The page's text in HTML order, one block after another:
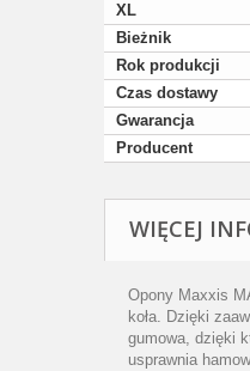
XL
Bieżnik
Rok produkcji
Czas dostawy
Gwarancja
Producent
WIĘCEJ
Opony Maxxis
koła. Dzięki
gumowa, dzięki
usprawnia